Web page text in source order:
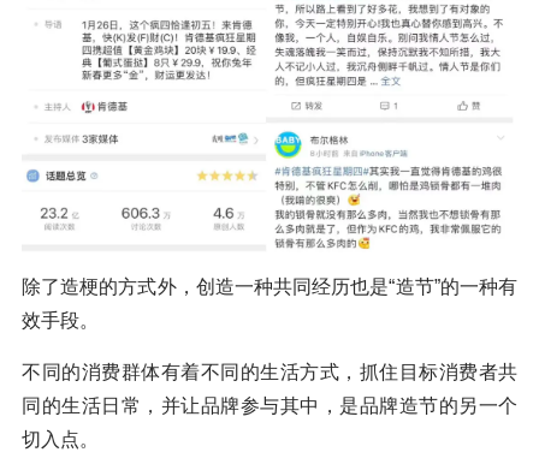
除了造梗的方式外，创造一种共同经历也是“造节”的一种有
效手段。
不同的消费群体有着不同的生活方式，抓住目标消费者共
同的生活日常，并让品牌参与其中，是品牌造节的另一个
切入点。